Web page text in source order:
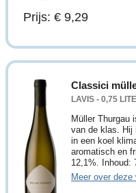
Prijs: € 9,29
Classici
LAVIS - 0,75
Müller Thurgau
van de klas. Hij
in een koel
aromatisch en
12,1%. Inhoud:
Meer over deze